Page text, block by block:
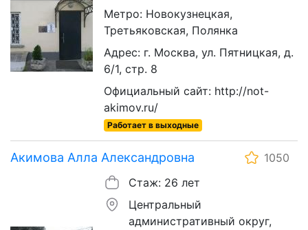
Метро: Новокузнецкая,
Третьяковская, Полянка
Адрес: г. Москва, ул. Пятницкая, д.
6/1, стр. 8
Официальный сайт: http://not-
akimov.ru/
Работает в выходные
Акимова Алла Александровна
1050
Стаж: 26 лет
Центральный
административный округ,